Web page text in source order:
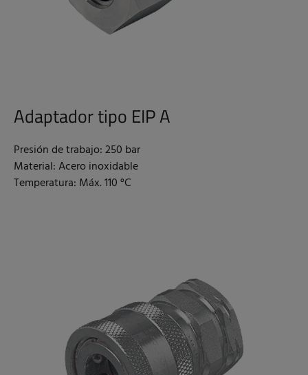
Adaptador tipo EIP A
Presión de trabajo: 250 bar
Material: Acero inoxidable
Temperatura: Máx. 110 °C